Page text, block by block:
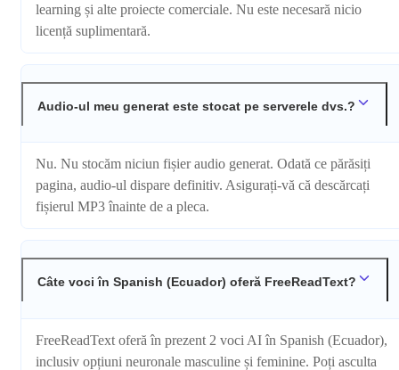
learning și alte proiecte comerciale. Nu este necesară nicio
licență suplimentară.
Audio-ul meu generat este stocat pe serverele dvs.?
Nu. Nu stocăm niciun fișier audio generat. Odată ce părăsiți
pagina, audio-ul dispare definitiv. Asigurați-vă că descărcați
fișierul MP3 înainte de a pleca.
Câte voci în Spanish (Ecuador) oferă FreeReadText?
FreeReadText oferă în prezent 2 voci AI în Spanish (Ecuador),
inclusiv opțiuni neuronale masculine și feminine. Poți asculta